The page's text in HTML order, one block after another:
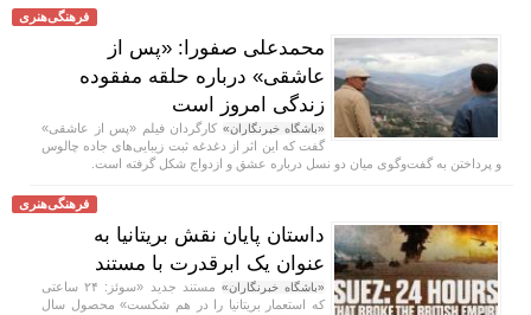
فرهنگی‌هنری
محمدعلی صفورا: «پس از
عاشقی» درباره حلقه مفقوده
زندگی امروز است
«باشگاه خبرنگاران» کارگردان فیلم «پس از عاشقی»
گفت که این اثر از دغدغه ثبت زیبایی‌های جاده چالوس
و پرداختن به گفت‌وگوی میان دو نسل درباره عشق و ازدواج شکل گرفته است.
فرهنگی‌هنری
داستان پایان نقش بریتانیا به
عنوان یک ابرقدرت با مستند
«باشگاه خبرنگاران»
مستند جدید «سوئز: ۲۴ ساعتی
که استعمار بریتانیا را در هم شکست» محصول سال